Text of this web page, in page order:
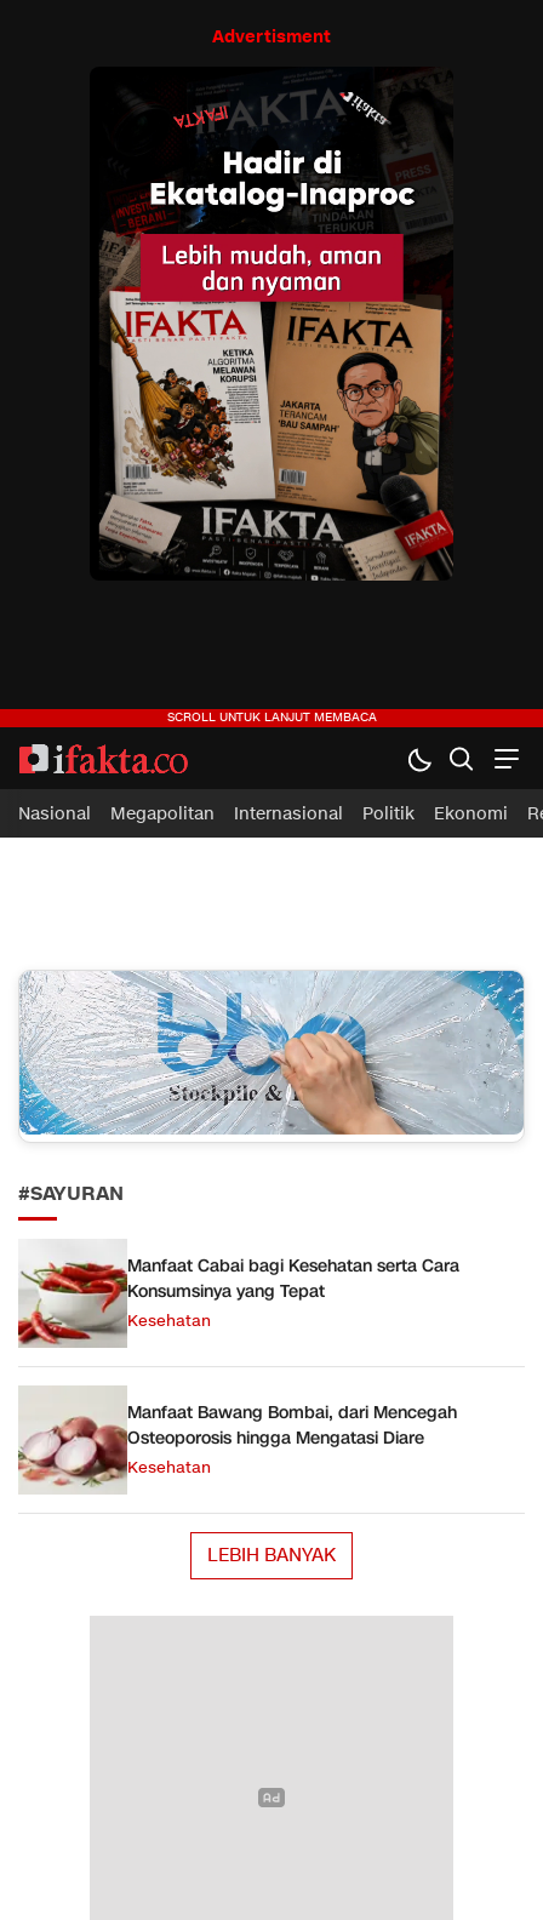
Advertisment
ifakta.co
#pastibenar
Nasional Megapolitan Internasional Politik Ekonomi
#SAYURAN
Manfaat Cabai bagi Kesehatan serta Cara
Konsumsinya yang Tepat
Kesehatan
Manfaat Bawang Bombai, dari Mencegah
Osteoporosis hingga Mengatasi Diare
Kesehatan
LEBIH BANYAK